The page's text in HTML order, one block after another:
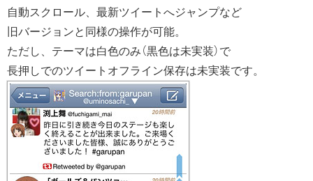
自動スクロール、最新ツイートへジャンプなど
旧バージョンと同様の操作が可能。
ただし、テーマは白色のみ（黒色は未実装）で
長押しでのツイートオフライン保存は未実装です。